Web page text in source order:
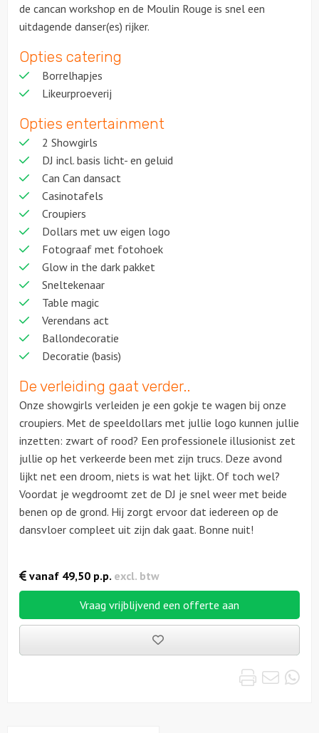
de cancan workshop en de Moulin Rouge is snel een
uitdagende danser(es) rijker.
Opties catering
Borrelhapjes
Likeurproeverij
Opties entertainment
2 Showgirls
DJ incl. basis licht- en geluid
Can Can dansact
Casinotafels
Croupiers
Dollars met uw eigen logo
Fotograaf met fotohoek
Glow in the dark pakket
Sneltekenaar
Table magic
Verendans act
Ballondecoratie
Decoratie (basis)
De verleiding gaat verder..
Onze showgirls verleiden je een gokje te wagen bij onze
croupiers. Met de speeldollars met jullie logo kunnen jullie
inzetten: zwart of rood? Een professionele illusionist zet
jullie op het verkeerde been met zijn trucs. Deze avond
lijkt net een droom, niets is wat het lijkt. Of toch wel?
Voordat je wegdroomt zet de DJ je snel weer met beide
benen op de grond. Hij zorgt ervoor dat iedereen op de
dansvloer compleet uit zijn dak gaat. Bonne nuit!
Vraag vrijblijvend een offerte aan
uitjes
vanaf 49,50 p.p. excl. btw
Print